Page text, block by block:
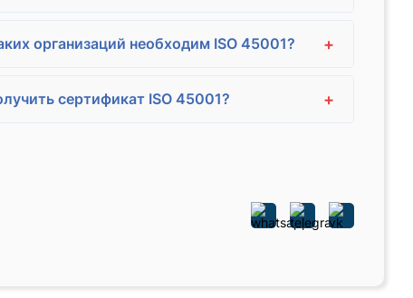
организаций необходим ISO 45001? +
сертификат ISO 45001? +